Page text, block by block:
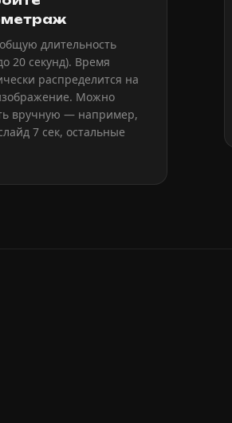
длительность
20 секунд). Время
распределится на
Можно
вручную — например,
7 сек, остальные